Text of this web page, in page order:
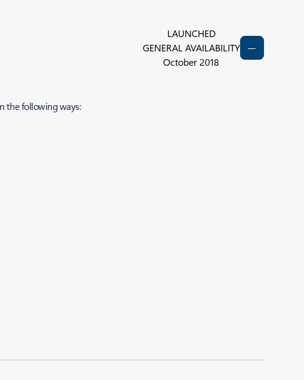
LAUNCHED
GENERAL AVAILABILITY
October 2018
the following ways: